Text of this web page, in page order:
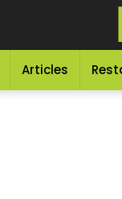
Articles